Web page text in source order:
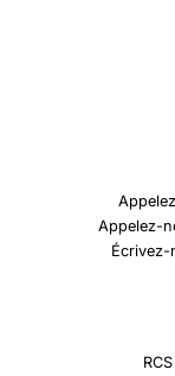
Appelez-
Écrivez-